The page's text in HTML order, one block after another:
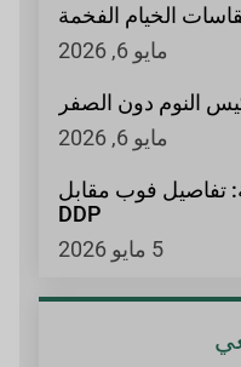
الخيام الفخمة
مايو 6, 2026
النوم دون الصفر
مايو 6, 2026
تفاصيل فوب مقابل
DDP
5 مايو 2026